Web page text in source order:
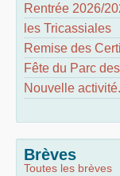
Rentrée 2026/
les Tricassiales
Remise des
Fête du Parc
Nouvelle
Brèves
Toutes les brèves